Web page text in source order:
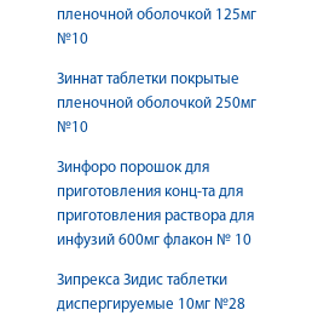
пленочной оболочкой 125мг
№10
Зиннат таблетки покрытые
пленочной оболочкой 250мг
№10
Зинфоро порошок для
приготовления конц-та для
приготовления раствора для
инфузий 600мг флакон № 10
Зипрекса Зидис таблетки
диспергируемые 10мг №28